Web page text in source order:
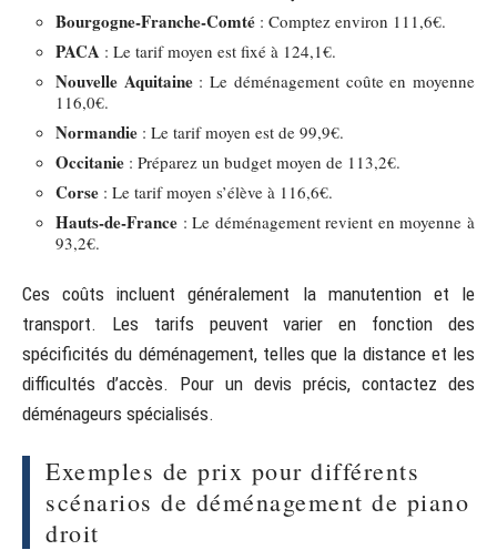
Bourgogne-Franche-Comté : Comptez environ 111,6€.
PACA : Le tarif moyen est fixé à 124,1€.
Nouvelle Aquitaine: Le déménagement coûte en moyenne
116,0€.
Normandie : Le tarif moyen est de 99,9€.
Occitanie : Préparez un budget moyen de 113,2€.
Corse : Le tarif moyen s’élève à 116,6€.
Hauts-de-France : Le déménagement revient en moyenne à
93,2€.
Ces coûts incluent généralement la manutention et le
transport. Les tarifs peuvent varier en fonction des
spécificités du déménagement, telles que la distance et les
difficultés d’accès. Pour un devis précis, contactez des
déménageurs spécialisés.
Exemples de prix pour différents
scénarios de déménagement de piano
droit